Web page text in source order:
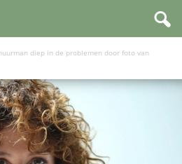
diep in de problemen door foto van